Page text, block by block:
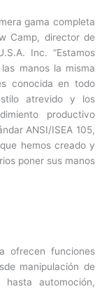
gama completa
Camp, director de
Inc. “Estamos
manos la misma
conocida en todo
atrevido y los
productivo
ANSI/ISEA 105,
hemos creado y
poner sus manos
ofrecen funciones
manipulación de
automoción,